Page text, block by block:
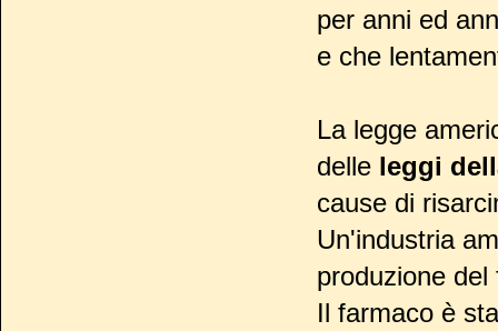
per anni ed
e che
La legge
delle leggi
cause di
Un'industria
produzione
Il farmaco è